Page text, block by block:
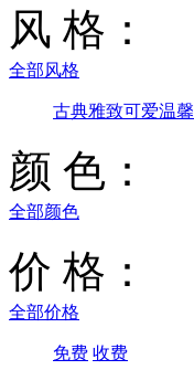
风 格：
全部风格
古典雅致可爱温馨
颜 色：
全部颜色
价 格：
全部价格
免费 收费